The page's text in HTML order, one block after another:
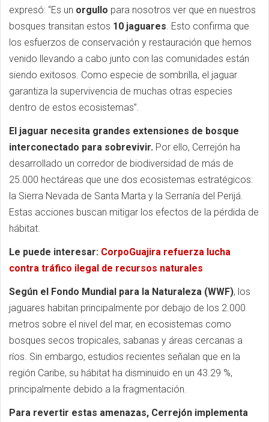
expresó: “Es un orgullo para nosotros ver que en nuestros
bosques transitan estos 10 jaguares . Esto confirma que
los esfuerzos de conservación y restauración que hemos
venido llevando a cabo junto con las comunidades están
siendo exitosos. Como especie de sombrilla, el jaguar
garantiza la supervivencia de muchas otras especies
dentro de estos ecosistemas”.
El jaguar necesita grandes extensiones de bosque
interconectado para sobrevivir. Por ello, Cerrejón ha
desarrollado un corredor de biodiversidad de más de
25.000 hectáreas que une dos ecosistemas estratégicos:
la Sierra Nevada de Santa Marta y la Serranía del Perijá.
Estas acciones buscan mitigar los efectos de la pérdida de
hábitat.
Le puede interesar: CorpoGuajira refuerza lucha
contra tráfico ilegal de recursos naturales
Según el Fondo Mundial para la Naturaleza (WWF), los
jaguares habitan principalmente por debajo de los 2.000
metros sobre el nivel del mar, en ecosistemas como
bosques secos tropicales, sabanas y áreas cercanas a
ríos. Sin embargo, estudios recientes señalan que en la
región Caribe, su hábitat ha disminuido en un 43.29 %,
principalmente debido a la fragmentación.
Para revertir estas amenazas, Cerrejón implementa